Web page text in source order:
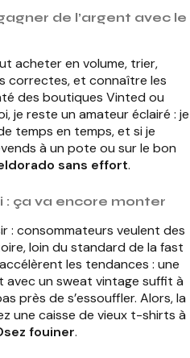
de l’argent avec le
acheter en volume, trier,
correctes, et connaître les
des boutiques Vinted ou
je reste un amateur éclairé : je
temps en temps, et si je
à un pote ou sur le bon
sans effort.
: ça va encore monter
: consommateurs veulent des
loin du standard de la fast
les tendances : une
un sweat vintage suffit à
près de s’essouffler. Alors, la
une caisse de vieux t-shirts à
fouiner.